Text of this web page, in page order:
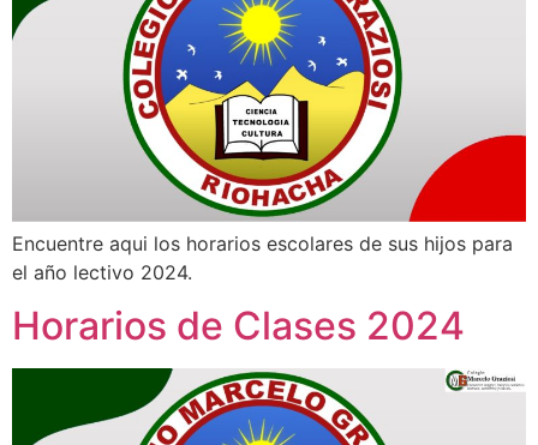
Encuentre aqui los horarios escolares de sus hijos para
el año lectivo 2024.
Horarios de Clases 2024